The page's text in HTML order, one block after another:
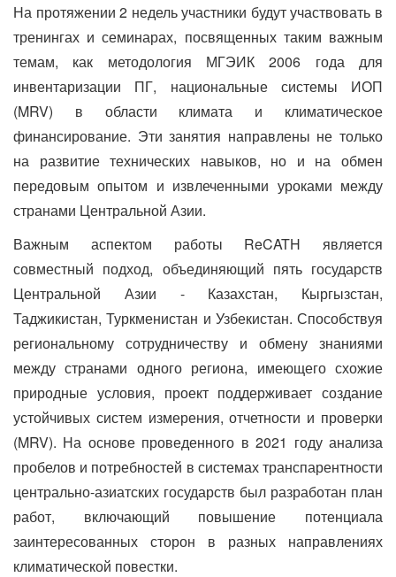
На протяжении 2 недель участники будут участвовать в
тренингах и семинарах, посвященных таким важным
темам, как методология МГЭИК 2006 года для
инвентаризации ПГ, национальные системы ИОП
(MRV) в области климата и климатическое
финансирование. Эти занятия направлены не только
на развитие технических навыков, но и на обмен
передовым опытом и извлеченными уроками между
странами Центральной Азии.
Важным аспектом работы ReCATH является
совместный подход, объединяющий пять государств
Центральной Азии - Казахстан, Кыргызстан,
Таджикистан, Туркменистан и Узбекистан. Способствуя
региональному сотрудничеству и обмену знаниями
между странами одного региона, имеющего схожие
природные условия, проект поддерживает создание
устойчивых систем измерения, отчетности и проверки
(MRV). На основе проведенного в 2021 году анализа
пробелов и потребностей в системах транспарентности
центрально-азиатских государств был разработан план
работ, включающий повышение потенциала
заинтересованных сторон в разных направлениях
климатической повестки.